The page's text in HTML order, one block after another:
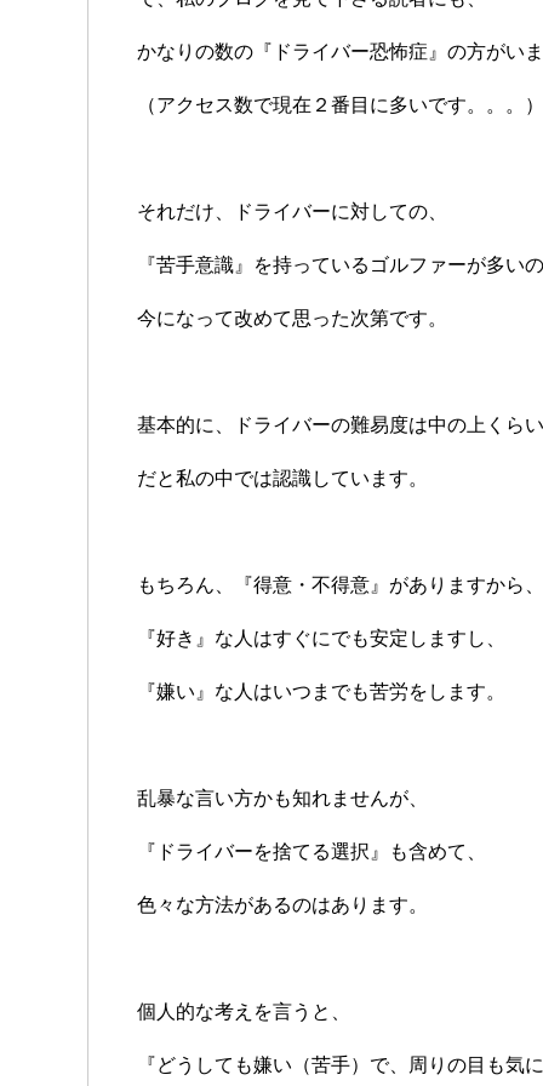
かなりの数の『ドライバー恐怖症』の方がいま
（アクセス数で現在２番目に多いです。。。）
それだけ、ドライバーに対しての、
『苦手意識』を持っているゴルファーが多いの
今になって改めて思った次第です。
基本的に、ドライバーの難易度は中の上くらい
だと私の中では認識しています。
もちろん、『得意・不得意』がありますから、
『好き』な人はすぐにでも安定しますし、
『嫌い』な人はいつまでも苦労をします。
乱暴な言い方かも知れませんが、
『ドライバーを捨てる選択』も含めて、
色々な方法があるのはあります。
個人的な考えを言うと、
『どうしても嫌い（苦手）で、周りの目も気に